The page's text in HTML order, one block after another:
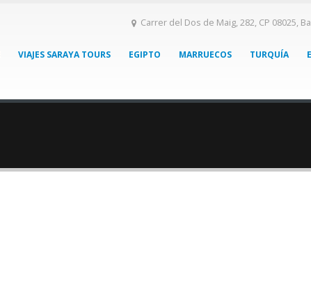
Carrer del Dos de Maig, 282, CP 08025,
VIAJES SARAYA TOURS EGIPTO MARRUECOS TURQUÍA